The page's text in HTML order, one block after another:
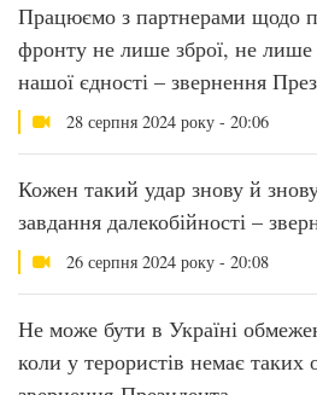
Працюємо з партнерами щодо
фронту не лише зброї, не лише
нашої єдності – звернення
28 серпня 2024 року - 20:06
Кожен такий удар знову й
завдання далекобійності –
26 серпня 2024 року - 20:08
Не може бути в Україні
коли у терористів немає таких